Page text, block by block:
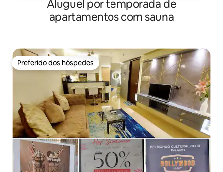
Aluguel por temporada de
apartamentos com sauna
Preferido dos hóspedes
Preferido dos hóspedes